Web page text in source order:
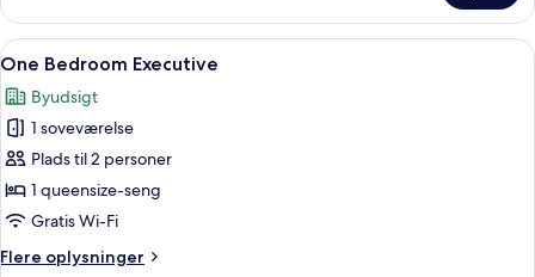
Bedroom
Studio
Indlæs
alle
billeder
af
One
Bedroom
Executive
Et hotelværelse med en stor seng,
4
One Bedroom Executive
Byudsigt
1 soveværelse
Plads til 2 personer
1 queensize-seng
Gratis Wi-Fi
Flere oplysninger
Flere